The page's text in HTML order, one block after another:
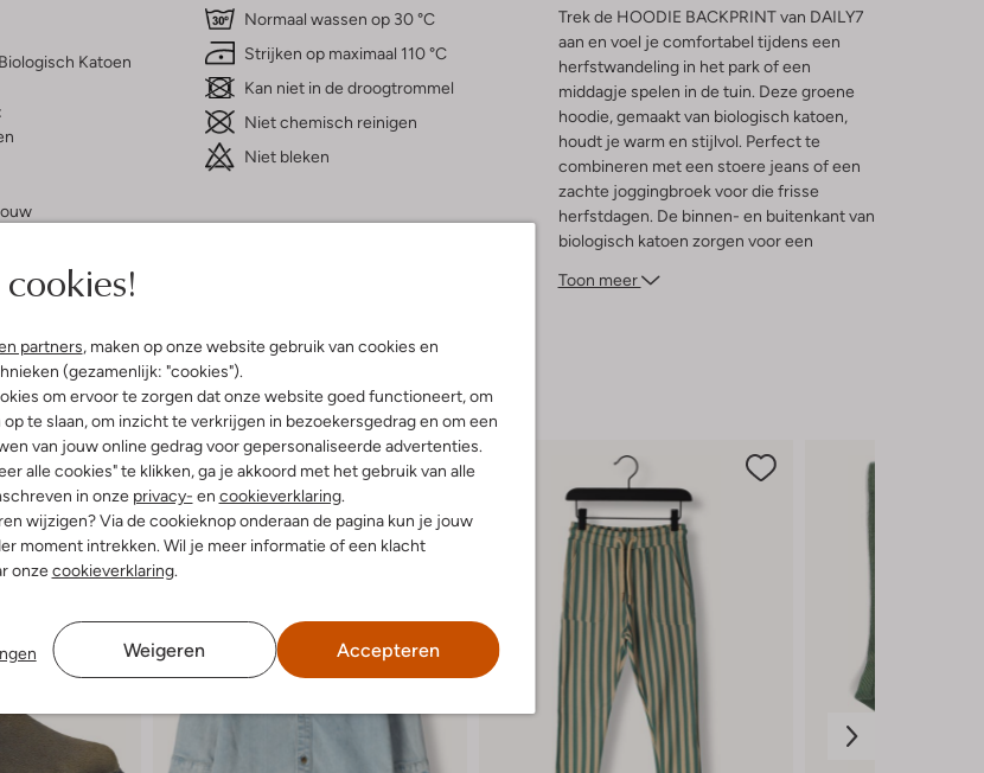
cookies!
partners, maken op onze website gebruik van cookies en
(gezamenlijk: "cookies").
om ervoor te zorgen dat onze website goed functioneert, om
te slaan, om inzicht te verkrijgen in bezoekersgedrag en om een
van jouw online gedrag voor gepersonaliseerde advertenties.
alle cookies" te klikken, ga je akkoord met het gebruik van alle
in onze privacy- en cookieverklaring.
wijzigen? Via de cookieknop onderaan de pagina kun je jouw
moment intrekken. Wil je meer informatie of een klacht
onzecookieverklaring.
Weigeren Accepteren
Biologisch Katoen
Normaal wassen op 30 °C
Strijken op maximaal 110 °C
Kan niet in de droogtrommel
Niet chemisch reinigen
Niet bleken
Trek de HOODIE BACKPRINT van DAILY7
aan en voel je comfortabel tijdens een
herfstwandeling in het park of een
middagje spelen in de tuin. Deze groene
hoodie, gemaakt van biologisch katoen,
houdt je warm en stijlvol. Perfect te
combineren met een stoere jeans of een
zachte joggingbroek voor die frisse
herfstdagen. De binnen- en buitenkant van
biologisch katoen zorgen voor een
jongens die graag buiten avonturen
Toon meer